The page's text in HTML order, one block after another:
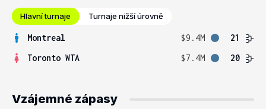
Hlavní turnaje Turnaje nižší úrovně
Montreal $9.4M
21
Toronto WTA
$7.4M 20
Vzájemné zápasy